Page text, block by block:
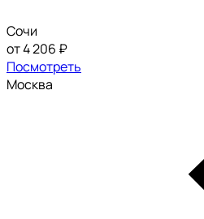
Сочи
от 4 206 ₽
Посмотреть
Москва